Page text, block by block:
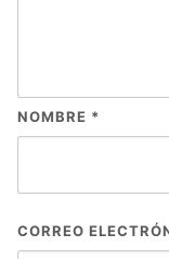
NOMBRE *
CORREO